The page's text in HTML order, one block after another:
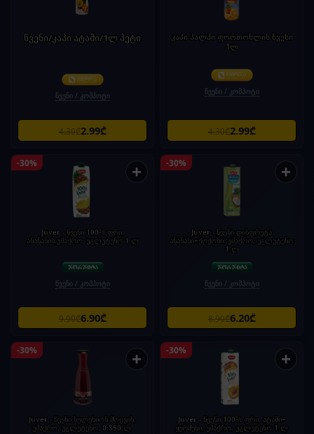
წვენი/კაპი ატამი/1ლ პეტი
წვენი / კომპოტი
4.30₾2.99₾
კაპი პალპი ფორთოხლის წვენი
1ლ
წვენი / კომპოტი
4.30₾2.99₾
-30% +
Juver - წვენი 100% ფრი,
ანანასის,უშაქრო, უგლუტენო 1.ლ
წვენი / კომპოტი
9.90₾6.90₾
-30% +
Juver - წვენი დისფრუტა
ანანასი+ქოქოსი, უშაქრო, უგლუტენო
1.ლ
წვენი / კომპოტი
8.90₾6.20₾
-30% +
Juver - წვენი სელესიონ მოცვის,
უშაქრო, უგლუტენო, 0.850 ლ.
-30% +
Juver - წვენი 100% ფრი, ატამი+
ყურძენი, უშაქრო, უგლუტენო 1.ლ